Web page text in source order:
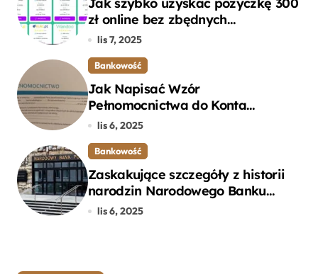
zł online bez zbędnych
formalności?
lis 7, 2025
Bankowość
Jak Napisać Wzór
Pełnomocnictwa do Konta
Bankowego – Praktyczny
lis 6, 2025
Bankowość
Zaskakujące szczegóły z historii
narodzin Narodowego Banku
Polskiego, o których mogłeś nie
lis 6, 2025